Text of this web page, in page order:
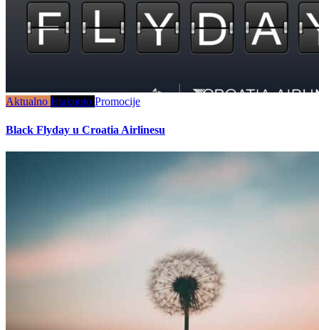
Aktualno Istaknuto Promocije
Black Flyday u Croatia Airlinesu